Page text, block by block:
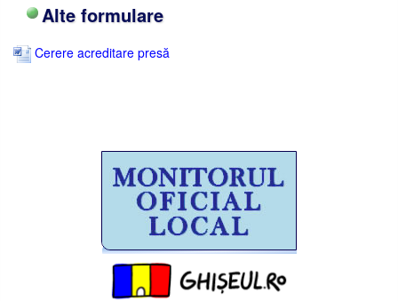
Alte formulare
Cerere acreditare presă